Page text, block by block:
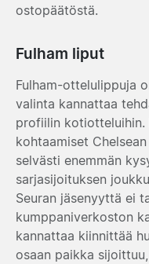
ostopäätöstä.
Fulham liput
Fulham-ottelulippuja
valinta kannattaa
profiilin
kohtaamiset
selvästi enemmän
sarjasijoituksen
Seuran jäsenyyttä ei
kumppaniverkoston
kannattaa kiinnittää
osaan paikka